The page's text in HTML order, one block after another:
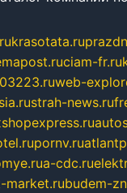
krasotata.ru
ciam-fr.ru
03223.ruweb-
strah-news.ru
pornv.ru
a-cdc.ru
market.rubudem-